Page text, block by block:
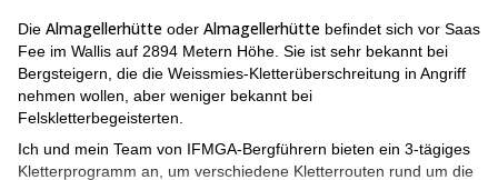
Die Almagellerhütte oder Almagellerhütte befindet sich vor Saas
Fee im Wallis auf 2894 Metern Höhe. Sie ist sehr bekannt bei
Bergsteigern, die die Weissmies-Kletterüberschreitung in Angriff
nehmen wollen, aber weniger bekannt bei
Felskletterbegeisterten.
Ich und mein Team von IFMGA-Bergführern bieten ein 3-tägiges
Kletterprogramm an, um verschiedene Kletterrouten rund um die